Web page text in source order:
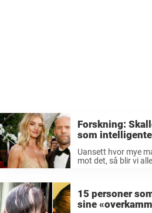
Forskning:
som
Uansett hvor mye
mot det, så blir vi
15 personer
sine